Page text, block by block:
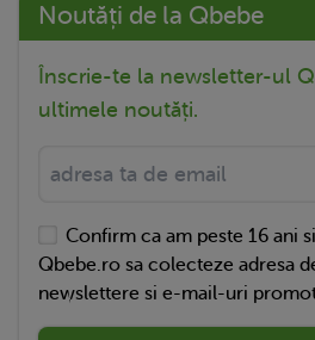
Noutăți de la Qbebe
Înscrie-te la newsletter-ul
ultimele noutăți.
Confirm ca am peste 16 ani
Qbebe.ro sa colecteze adresa
newslettere si e-mail-uri